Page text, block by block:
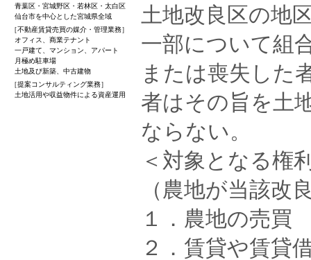
土地改良区の地
一部について組
または喪失した
者はその旨を土
ならない。
＜対象となる権
（農地が当該改
１．農地の売買
２．賃貸や賃貸
青葉区・宮城野区・若林区・太白区
仙台市を中心とした宮城県全域
［不動産賃貸売買の媒介・管理業務］
オフィス、商業テナント
一戸建て、マンション、アパート
月極め駐車場
土地及び新築、中古建物
［提案コンサルティング業務］
土地活用や収益物件による資産運用